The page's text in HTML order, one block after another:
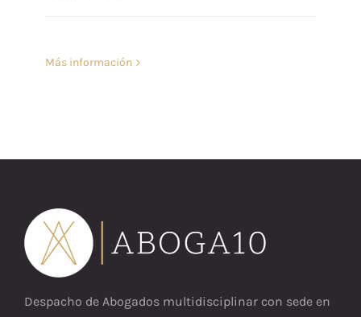
Más información
Despacho de Abogados multidisciplinar con sede en